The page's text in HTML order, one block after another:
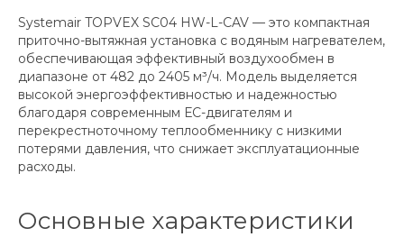
Systemair TOPVEX SC04 HW-L-CAV — это компактная
приточно-вытяжная установка с водяным нагревателем,
обеспечивающая эффективный воздухообмен в
диапазоне от 482 до 2405 м³/ч. Модель выделяется
высокой энергоэффективностью и надежностью
благодаря современным ЕС-двигателям и
перекрестноточному теплообменнику с низкими
потерями давления, что снижает эксплуатационные
расходы.
Основные характеристики